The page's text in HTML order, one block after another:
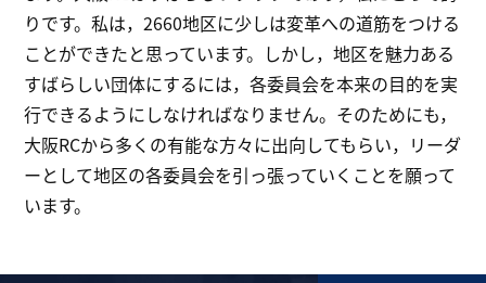
りです。私は，2660地区に少しは変革への道筋をつける
ことができたと思っています。しかし，地区を魅力ある
すばらしい団体にするには，各委員会を本来の目的を実
行できるようにしなければなりません。そのためにも，
大阪RCから多くの有能な方々に出向してもらい，リーダ
ーとして地区の各委員会を引っ張っていくことを願って
います。